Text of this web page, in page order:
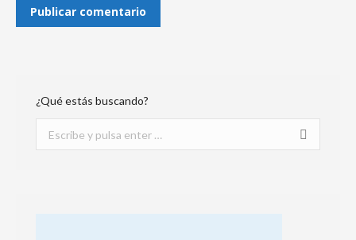
Publicar comentario
¿Qué estás buscando?